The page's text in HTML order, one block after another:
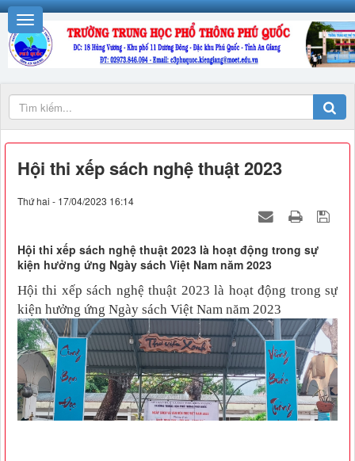
Hội thi xếp sách nghệ thuật 2023
Thứ hai - 17/04/2023 16:14
Hội thi xếp sách nghệ thuật 2023 là hoạt động trong sự
kiện hưởng ứng Ngày sách Việt Nam năm 2023
Hội thi xếp sách nghệ thuật 2023 là hoạt động trong sự
kiện hưởng ứng Ngày sách Việt Nam năm 2023